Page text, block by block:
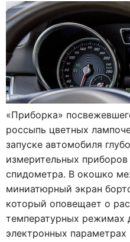
«Приборка»
россыпь цветных
запуске автомобиля
измерительных
спидометра. В окошко
миниатюрный экран
который оповещает о
температурных режимах
электронных